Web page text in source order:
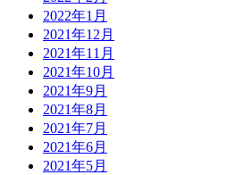
2022年1月
2021年12月
2021年11月
2021年10月
2021年9月
2021年8月
2021年7月
2021年6月
2021年5月